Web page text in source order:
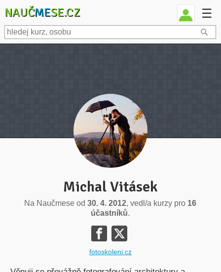
NAUČMESE.CZ ☰
Michal Vitásek
Na Naučmese od30. 4. 2012, vedl/a kurzy pro 16
účastníků.
fotoskoleni.cz